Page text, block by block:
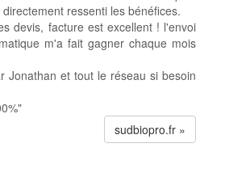
ressenti les bénéfices.
devis, facture est excellent ! l'envoi
m'a fait gagner chaque mois
Jonathan et tout le réseau si besoin
sudbiopro.fr »